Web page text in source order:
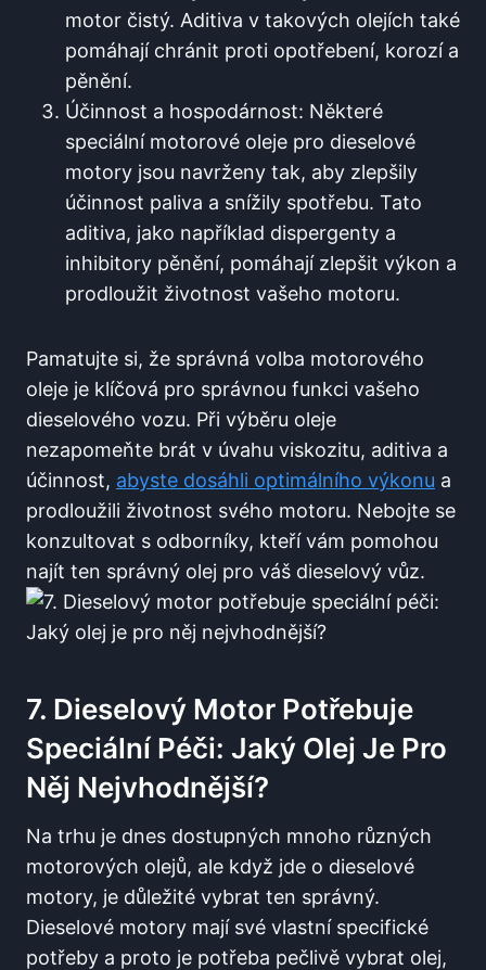
motor čistý. Aditiva v takových olejích také
pomáhají chránit proti opotřebení, korozí a
pěnění.
Účinnost a hospodárnost: Některé
speciální motorové oleje pro dieselové
motory jsou navrženy tak, aby zlepšily
účinnost paliva a snížily spotřebu. Tato
aditiva, jako například dispergenty a
inhibitory pěnění, pomáhají zlepšit výkon a
prodloužit životnost vašeho motoru.
Pamatujte si, že správná volba motorového
oleje je klíčová pro správnou funkci vašeho
dieselového vozu. Při výběru oleje
nezapomeňte brát v úvahu viskozitu, aditiva a
účinnost, abyste dosáhli optimálního výkonu a
prodloužili životnost svého motoru. Nebojte se
konzultovat s odborníky, kteří vám pomohou
najít ten správný olej pro váš dieselový vůz.
7. Dieselový Motor Potřebuje
Speciální Péči: Jaký Olej Je Pro
Něj Nejvhodnější?
Na trhu je dnes dostupných mnoho různých
motorových olejů, ale když jde o dieselové
motory, je důležité vybrat ten správný.
Dieselové motory mají své vlastní specifické
potřeby a proto je potřeba pečlivě vybrat olej,